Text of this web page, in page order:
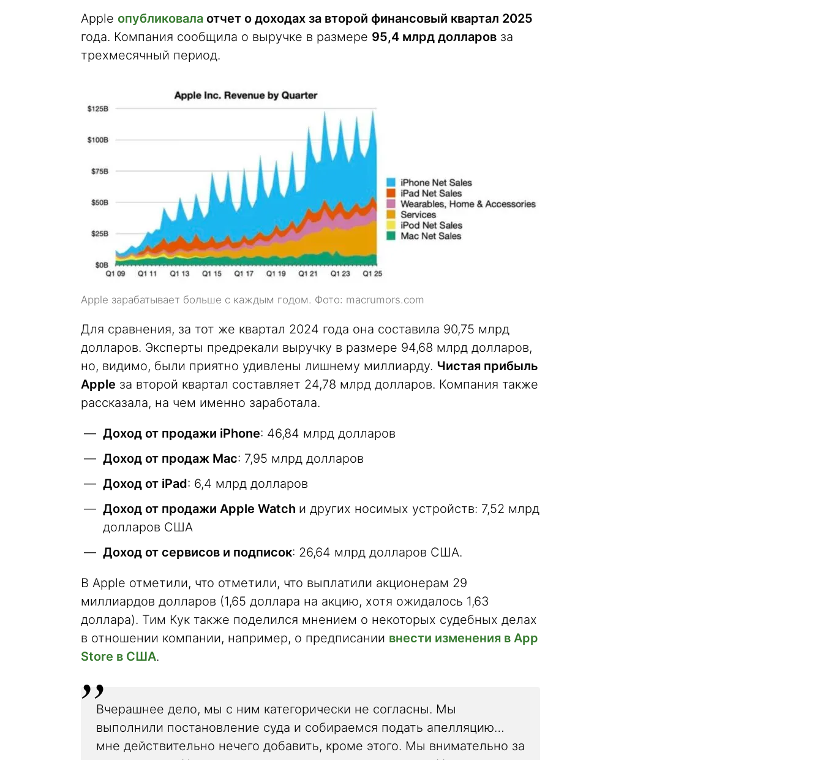
Apple опубликовала отчет о доходах за второй финансовый квартал 2025
года. Компания сообщила о выручке в размере 95,4 млрд долларов за
трехмесячный период.
Apple зарабатывает больше с каждым годом. Фото: macrumors.com
Для сравнения, за тот же квартал 2024 года она составила 90,75 млрд
долларов. Эксперты предрекали выручку в размере 94,68 млрд долларов,
но, видимо, были приятно удивлены лишнему миллиарду. Чистая прибыль
Apple за второй квартал составляет 24,78 млрд долларов. Компания также
рассказала, на чем именно заработала.
Доход от продажи iPhone: 46,84 млрд долларов
Доход от продаж Mac: 7,95 млрд долларов
Доход от iPad: 6,4 млрд долларов
Доход от продажи Apple Watch и других носимых устройств: 7,52 млрд
долларов США
Доход от сервисов и подписок: 26,64 млрд долларов США.
В Apple отметили, что отметили, что выплатили акционерам 29
миллиардов долларов (1,65 доллара на акцию, хотя ожидалось 1,63
доллара). Тим Кук также поделился мнением о некоторых судебных делах
в отношении компании, например, о предписании внести изменения в App
Store в США.
Вчерашнее дело, мы с ним категорически не согласны. Мы
выполнили постановление суда и собираемся подать апелляцию…
мне действительно нечего добавить, кроме этого. Мы внимательно за